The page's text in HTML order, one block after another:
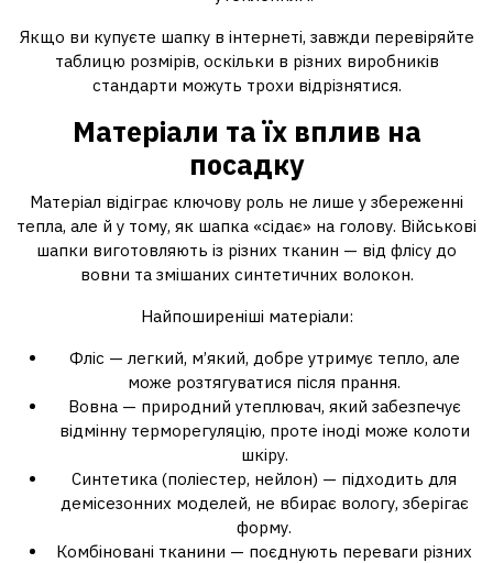
Якщо ви купуєте шапку в інтернеті, завжди перевіряйте
таблицю розмірів, оскільки в різних виробників
стандарти можуть трохи відрізнятися.
Матеріали та їх вплив на
посадку
Матеріал відіграє ключову роль не лише у збереженні
тепла, але й у тому, як шапка «сідає» на голову. Військові
шапки виготовляють із різних тканин — від флісу до
вовни та змішаних синтетичних волокон.
Найпоширеніші матеріали:
Фліс — легкий, м’який, добре утримує тепло, але
може розтягуватися після прання.
Вовна — природний утеплювач, який забезпечує
відмінну терморегуляцію, проте іноді може колоти
шкіру.
Синтетика (поліестер, нейлон) — підходить для
демісезонних моделей, не вбирає вологу, зберігає
форму.
Комбіновані тканини — поєднують переваги різних